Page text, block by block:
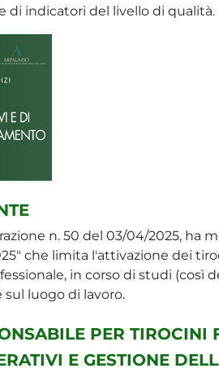
di indicatori del livello di qualità.
n. 50 del 03/04/2025,
che limita l'attivazione dei
in corso di studi (così
luogo di lavoro.
PER
E GESTIONE